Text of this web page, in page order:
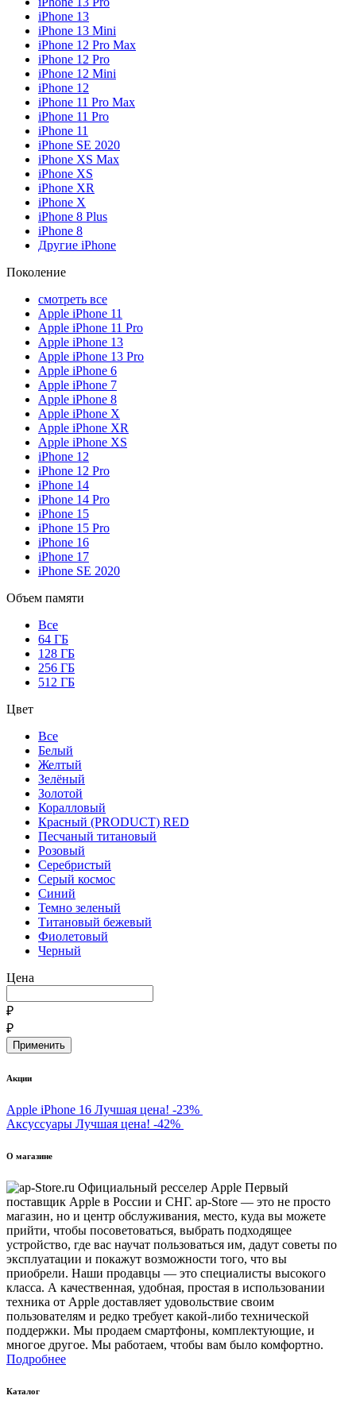
iPhone 13
iPhone 13 Mini
iPhone 12 Pro Max
iPhone 12 Pro
iPhone 12 Mini
iPhone 12
iPhone 11 Pro Max
iPhone 11 Pro
iPhone 11
iPhone SE 2020
iPhone XS Max
iPhone XS
iPhone XR
iPhone X
iPhone 8 Plus
iPhone 8
Другие iPhone
Поколение
смотреть все
Apple iPhone 11
Apple iPhone 11 Pro
Apple iPhone 13
Apple iPhone 13 Pro
Apple iPhone 6
Apple iPhone 7
Apple iPhone 8
Apple iPhone X
Apple iPhone XR
Apple iPhone XS
iPhone 12
iPhone 12 Pro
iPhone 14
iPhone 14 Pro
iPhone 15
iPhone 15 Pro
iPhone 16
iPhone 17
iPhone SE 2020
Объем памяти
Все
64 ГБ
128 ГБ
256 ГБ
512 ГБ
Цвет
Все
Белый
Желтый
Зелёный
Золотой
Коралловый
Красный (PRODUCT) RED
Песчаный титановый
Розовый
Серебристый
Серый космос
Синий
Темно зеленый
Титановый бежевый
Фиолетовый
Черный
Цена
₽
₽
Акции
Apple iPhone 16 Лучшая цена! -23%
Аксуссуары Лучшая цена! -42%
О магазине
Первый
поставщик Apple в России и СНГ. ap-Store — это не просто
магазин, но и центр обслуживания, место, куда вы можете
прийти, чтобы посоветоваться, выбрать подходящее
устройство, где вас научат пользоваться им, дадут советы по
эксплуатации и покажут возможности того, что вы
приобрели. Наши продавцы — это специалисты высокого
класса. А качественная, удобная, простая в использовании
техника от Apple доставляет удовольствие своим
пользователям и редко требует какой-либо технической
поддержки. Мы продаем смартфоны, комплектующие, и
многое другое. Мы работаем, чтобы вам было комфортно.
Подробнее
Каталог